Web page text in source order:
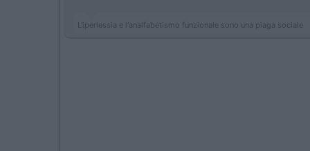
L'iperlessia e l'analfabetismo funzionale sono una piaga sociale